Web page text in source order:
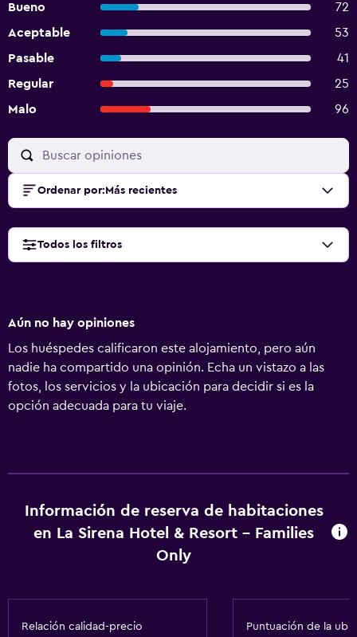
Bueno
72
Aceptable
53
Pasable
41
Regular
25
Malo
96
Ordenar por: Más recientes
Todos los filtros
Aún no hay opiniones
Los huéspedes calificaron este alojamiento, pero aún
nadie ha compartido una opinión. Echa un vistazo a las
fotos, los servicios y la ubicación para decidir si es la
opción adecuada para tu viaje.
Información de reserva de habitaciones
en La Sirena Hotel & Resort - Families
Only
Relación calidad-precio Puntuación de la